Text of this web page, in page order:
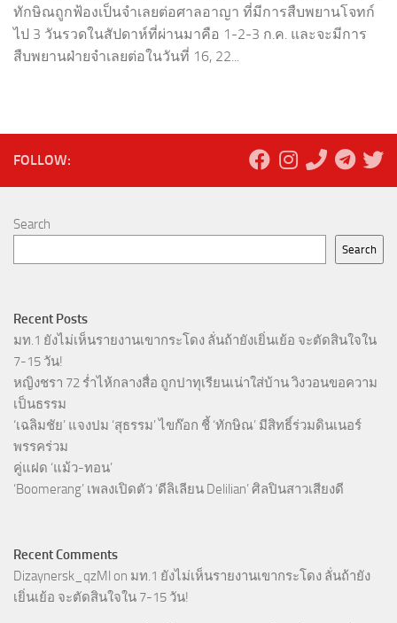
ทักษิณถูกฟ้องเป็นจำเลยต่อศาลอาญา ที่มีการสืบพยานโจทก์
ไป 3 วันรวดในสัปดาห์ที่ผ่านมาคือ 1-2-3 ก.ค. และจะมีการ
สืบพยานฝ่ายจำเลยต่อในวันที่ 16, 22...
FOLLOW:
Search
Search
Recent Posts
มท.1 ยังไม่เห็นรายงานเขากระโดง ลั่นถ้ายังเยิ่นเย้อ จะตัดสินใจใน
7-15 วัน!
หญิงชรา 72 ร่ำไห้กลางสื่อ ถูกปาทุเรียนเน่าใส่บ้าน วิงวอนขอความ
เป็นธรรม
‘เฉลิมชัย’ แจงปม ‘สุธรรม’ ไขก๊อก ชี้ ‘ทักษิณ’ มีสิทธิ์ร่วมดินเนอร์
พรรคร่วม
คู่แฝด ‘แม้ว-ทอน’
‘Boomerang’ เพลงเปิดตัว ‘ดีลิเลียน Delilian’ ศิลปินสาวเสียงดี
Recent Comments
Dizaynersk_qzMl on มท.1 ยังไม่เห็นรายงานเขากระโดง ลั่นถ้ายัง
เยิ่นเย้อ จะตัดสินใจใน 7-15 วัน!